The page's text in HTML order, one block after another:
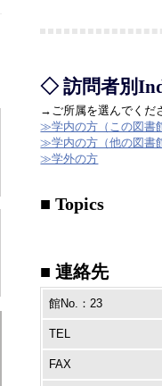
◇ 訪問者別
→ご所属を選んでくだ
≫学内の方（この図書
≫学内の方（他の図書
≫学外の方
■ Topics
■ 連絡先
館No.：23
TEL
FAX